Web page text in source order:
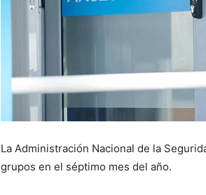
La Administración Nacional de la
grupos en el séptimo mes del año.